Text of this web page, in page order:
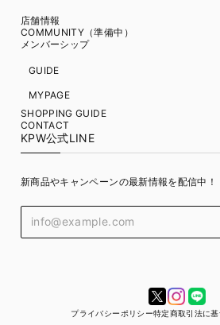
店舗情報
COMMUNITY（準備中）
メンバーシップ
GUIDE
MYPAGE
SHOPPING GUIDE
CONTACT
KPW公式LINE
新商品やキャンペーンの最新情報を配信中！
プライバシーポリシー特定商取引法に